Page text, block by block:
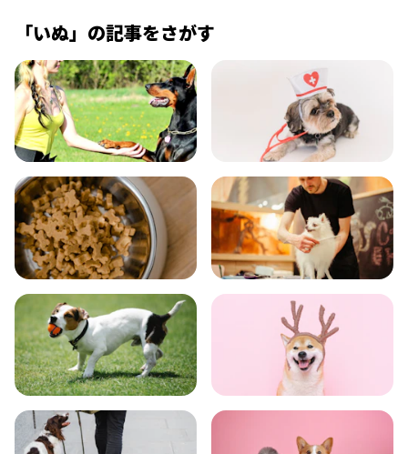
「いぬ」の記事をさがす
飼い方 健康
食事 お手入れ
トレーニング グッズ